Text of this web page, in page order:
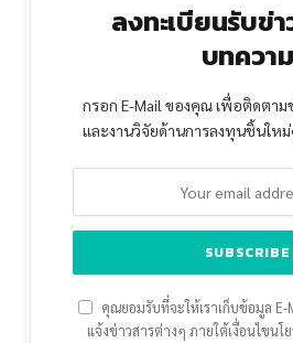
ลงทะเบียนรับข่า
บทความ
กรอก E-Mail ของคุณ เพื่อติดตาม
และงานวิจัยด้านการลงทุนชิ้นใหม่
คุณยอมรับที่จะให้เราเก็บข้อมูล E-
แจ้งข่าวสารต่างๆ ภายใต้เงื่อนไขนโ